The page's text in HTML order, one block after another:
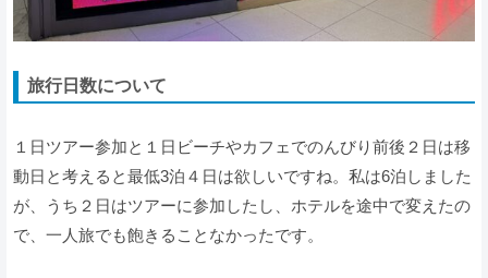
旅行日数について
１日ツアー参加と１日ビーチやカフェでのんびり前後２日は移
動日と考えると最低3泊４日は欲しいですね。私は6泊しました
が、うち２日はツアーに参加したし、ホテルを途中で変えたの
で、一人旅でも飽きることなかったです。